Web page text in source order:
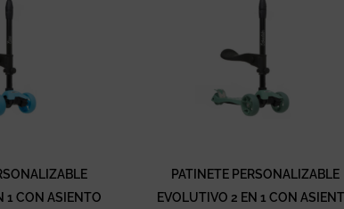
1 CON ASIENTO
PATINETE PERSONALIZABLE
EVOLUTIVO 2 EN 1 CON